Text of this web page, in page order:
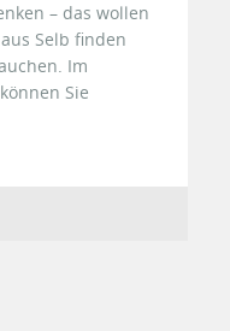
– das wollen
Selb finden
Im
Sie